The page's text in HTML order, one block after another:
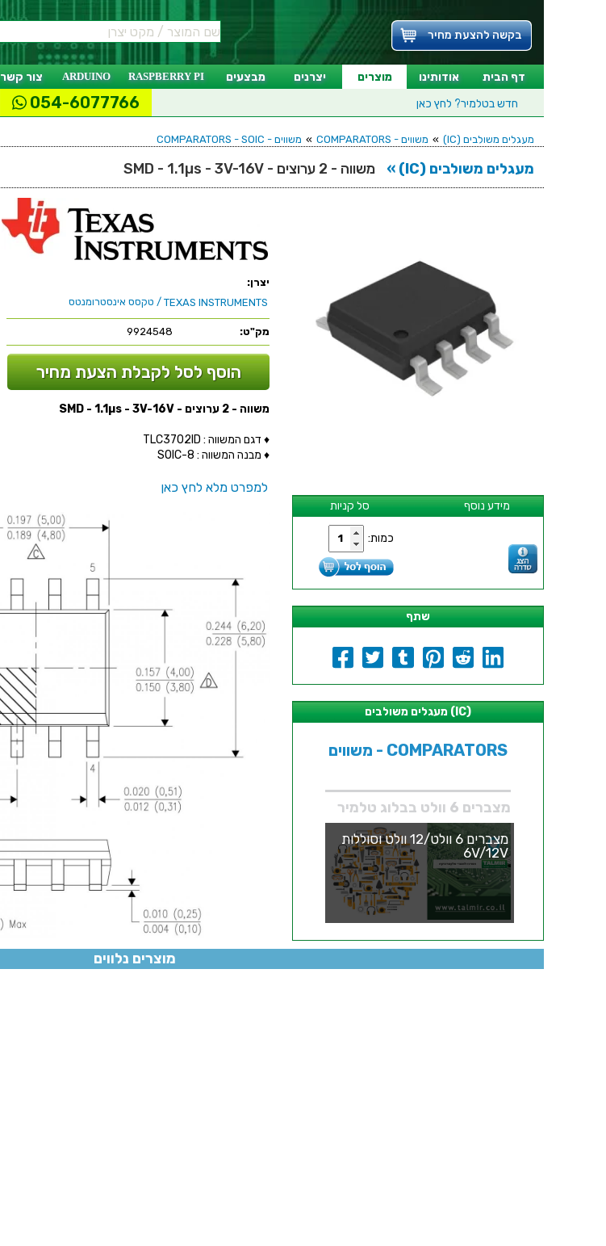
בקשה להצעת מחיר
דף הבית אודותינו מוצרים יצרנים מבצעים RASPBERRY PI
ARDUINO צור קשר
חדש בטלמיר? לחץ כאן 054-6077766
מעגלים משולבים (IC) » משווים - COMPARATORS » משווים - COMPARATORS - SOIC
מעגלים משולבים (IC) » משווה - 2 ערוצים - SMD - 1.1µs - 3V-16V
סל קניות מידע נוסף
כמות:
שתף
מעגלים משולבים (IC)
משווים - COMPARATORS
מצברים 6 וולט בבלוג טלמיר
מצברים 6 וולט/12 וולט וסוללות
6V/12V
יצרן:
TEXAS INSTRUMENTS / טקסס אינסטרומנטס
מק"ט: 9924548
הוסף לסל לקבלת הצעת מחיר
משווה - 2 ערוצים - SMD - 1.1µs - 3V-16V
♦ דגם המשווה : TLC3702ID
♦ מבנה המשווה : SOIC-8
למפרט מלא לחץ כאן
מוצרים נלווים